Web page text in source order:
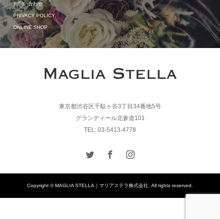
お問い合わせ
PRIVACY POLICY
ONLINE SHOP
東京都渋谷区千駄ヶ谷3丁目34番地5号
グランディール北参道101
TEL: 03-5413-4778
Copyright © MAGLIA STELLA｜マリアステラ株式会社. All rights reserved.